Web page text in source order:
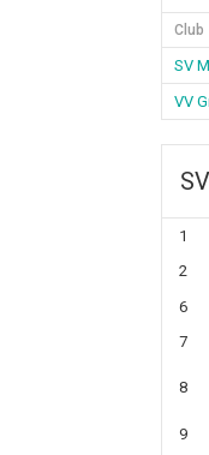
Club
SV
VV
1
2
6
7
8
9